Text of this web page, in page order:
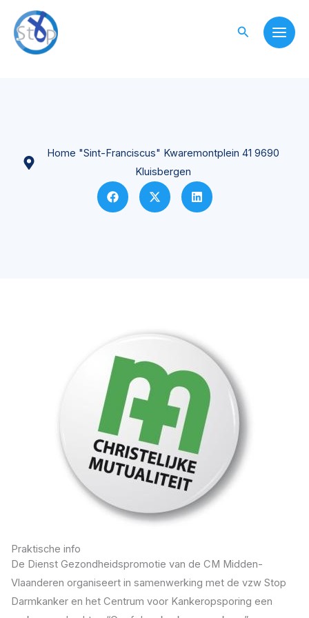
content
Search
Home "Sint-Franciscus" Kwaremontplein 41 9690
Kluisbergen
Praktische info
De Dienst Gezondheidspromotie van de CM Midden-
Vlaanderen organiseert in samenwerking met de vzw Stop
Darmkanker en het Centrum voor Kankeropsporing een